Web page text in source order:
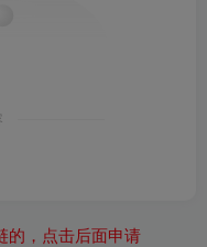
，点击后面申请